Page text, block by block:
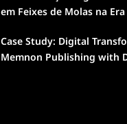
em Feixes de Molas na
Case Study: Digital
Memnon Publishing with